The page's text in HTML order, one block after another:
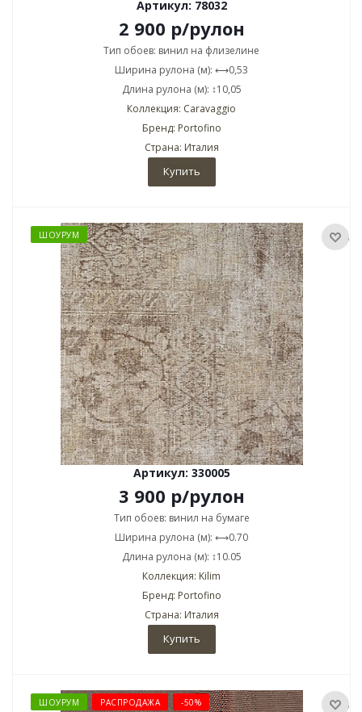
Артикул: 78032
2 900 р/рулон
Тип обоев: винил на флизелине
Ширина рулона (м): ⟷0,53
Длина рулона (м): ↕10,05
Коллекция: Caravaggio
Бренд: Portofino
Страна: Италия
Купить
ШОУРУМ
Артикул: 330005
3 900 р/рулон
Тип обоев: винил на бумаге
Ширина рулона (м): ⟷0.70
Длина рулона (м): ↕10.05
Коллекция: Kilim
Бренд: Portofino
Страна: Италия
Купить
ШОУРУМ РАСПРОДАЖА -50%